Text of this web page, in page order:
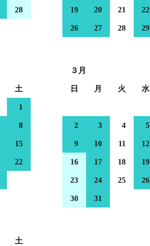
28 19 20 21 22
26 27 28 29
３月
土 日 月 火 水
1
8 2 3 4 5
15 9 10 11 12
22 16 17 18 19
23 24 25 26
30 31
土